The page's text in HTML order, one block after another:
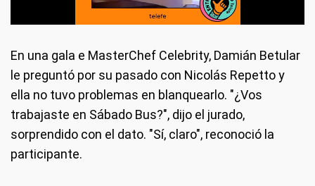
En una gala e MasterChef Celebrity, Damián Betular
le preguntó por su pasado con Nicolás Repetto y
ella no tuvo problemas en blanquearlo. "¿Vos
trabajaste en Sábado Bus?", dijo el jurado,
sorprendido con el dato. "Sí, claro", reconoció la
participante.